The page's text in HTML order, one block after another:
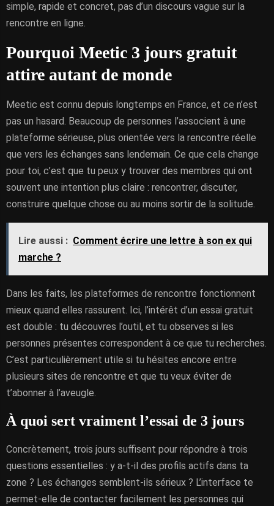
simple, rapide et concret, pas d’un discours vague sur la
rencontre en ligne.
Pourquoi Meetic 3 jours gratuit
attire autant de monde
Meetic est connu depuis longtemps en France, et ce n’est
pas un hasard. Beaucoup de personnes l’associent à une
plateforme sérieuse, plus orientée vers la rencontre réelle
que vers les échanges sans lendemain. Ce que cela change
pour toi, c’est que tu peux y trouver des membres qui ont
souvent une intention plus claire : rencontrer, discuter,
construire quelque chose ou au moins sortir de la solitude.
Lire aussi : Comment écrire une lettre à son ex qui
marche ?
Dans les faits, les plateformes de rencontre fonctionnent
mieux quand elles rassurent. Ici, l’intérêt d’un essai gratuit
est double : tu découvres l’outil, et tu observes si les
personnes présentes correspondent à ce que tu recherches.
C’est particulièrement utile si tu hésites encore entre
plusieurs sites de rencontre et que tu veux éviter de
t’abonner à l’aveugle.
À quoi sert vraiment l’essai de 3 jours
Concrètement, trois jours suffisent pour répondre à trois
questions essentielles : y a-t-il des profils actifs dans ta
zone ? Les échanges semblent-ils sérieux ? L’interface te
permet-elle de contacter facilement les personnes qui